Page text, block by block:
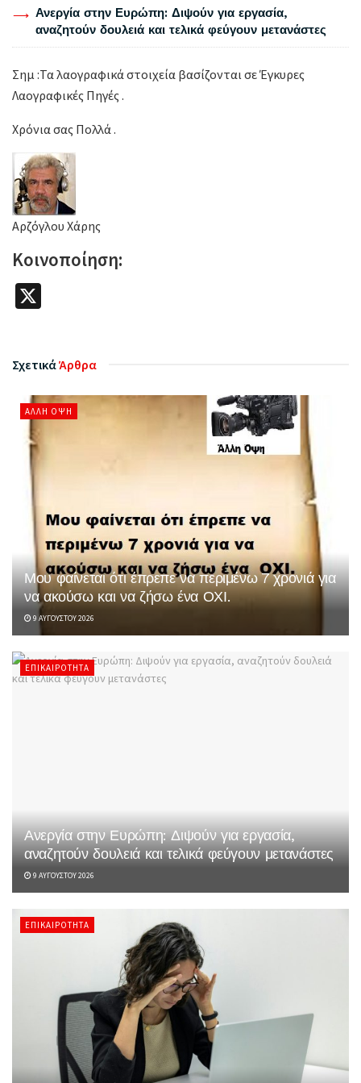
Ανεργία στην Ευρώπη: Διψούν για εργασία,
αναζητούν δουλειά και τελικά φεύγουν μετανάστες
Σημ :Τα λαογραφικά στοιχεία βασίζονται σε Έγκυρες
Λαογραφικές Πηγές .
Χρόνια σας Πολλά .
Αρζόγλου Χάρης
Κοινοποίηση:
ΣχετικάΆρθρα
ΆΛΛΗ ΌΨΗ
Μου φαίνεται ότι έπρεπε να περιμένω 7 χρονιά για
να ακούσω και να ζήσω ένα ΟΧΙ.
9 ΑΥΓΟΎΣΤΟΥ 2026
ΕΠΙΚΑΙΡΌΤΗΤΑ
Ανεργία στην Ευρώπη: Διψούν για εργασία,
αναζητούν δουλειά και τελικά φεύγουν μετανάστες
9 ΑΥΓΟΎΣΤΟΥ 2026
ΕΠΙΚΑΙΡΌΤΗΤΑ